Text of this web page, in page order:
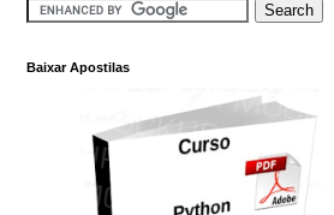
Baixar Apostilas